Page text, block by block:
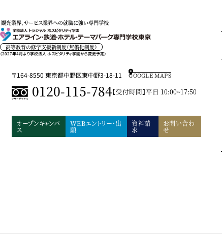
観光業界、サービス業界への就職に強い専門学校
高等教育の修学支援新制度（無償化制度）
（2027年4月より学校法人 ホスピタリティ学園から変更予定）
〒164-8550 東京都中野区東中野3-18-11 GOOGLE MAPS
0120-115-784【受付時間】平日 10:00~17:50
オープンキャンパ
ス
WEBエントリー・出
願
資料請
求
お問い合わ
せ